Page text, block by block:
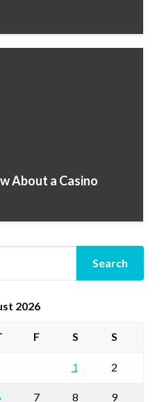
About a Casino
2026
F S S
1 2
7 8 9